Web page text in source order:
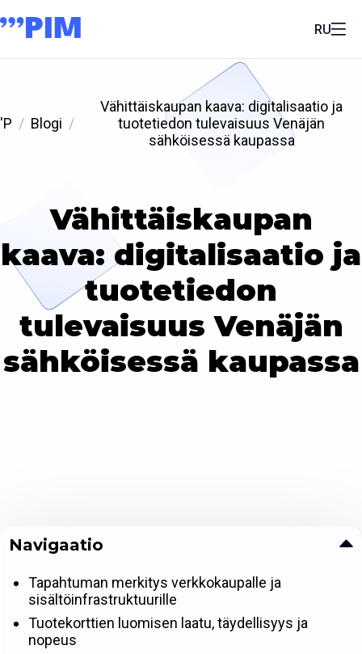
RU
'P Blogi
Vähittäiskaupan kaava: digitalisaatio ja
tuotetiedon tulevaisuus Venäjän
sähköisessä kaupassa
Vähittäiskaupan
kaava: digitalisaatio ja
tuotetiedon
tulevaisuus Venäjän
sähköisessä kaupassa
Navigaatio
Tapahtuman merkitys verkkokaupalle ja
sisältöinfrastruktuurille
Tuotekorttien luomisen laatu, täydellisyys ja
nopeus